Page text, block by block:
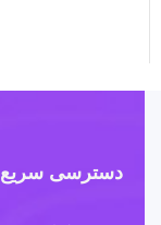
دسترسی سریع